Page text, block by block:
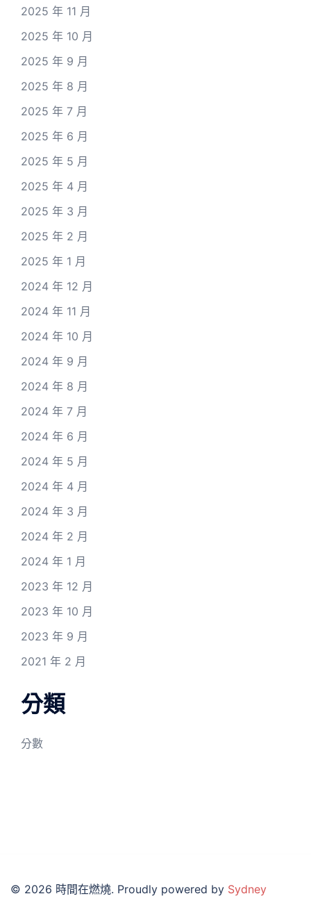
2025 年 11 月
2025 年 10 月
2025 年 9 月
2025 年 8 月
2025 年 7 月
2025 年 6 月
2025 年 5 月
2025 年 4 月
2025 年 3 月
2025 年 2 月
2025 年 1 月
2024 年 12 月
2024 年 11 月
2024 年 10 月
2024 年 9 月
2024 年 8 月
2024 年 7 月
2024 年 6 月
2024 年 5 月
2024 年 4 月
2024 年 3 月
2024 年 2 月
2024 年 1 月
2023 年 12 月
2023 年 10 月
2023 年 9 月
2021 年 2 月
分類
分數
© 2026 時間在燃燒. Proudly powered by Sydney